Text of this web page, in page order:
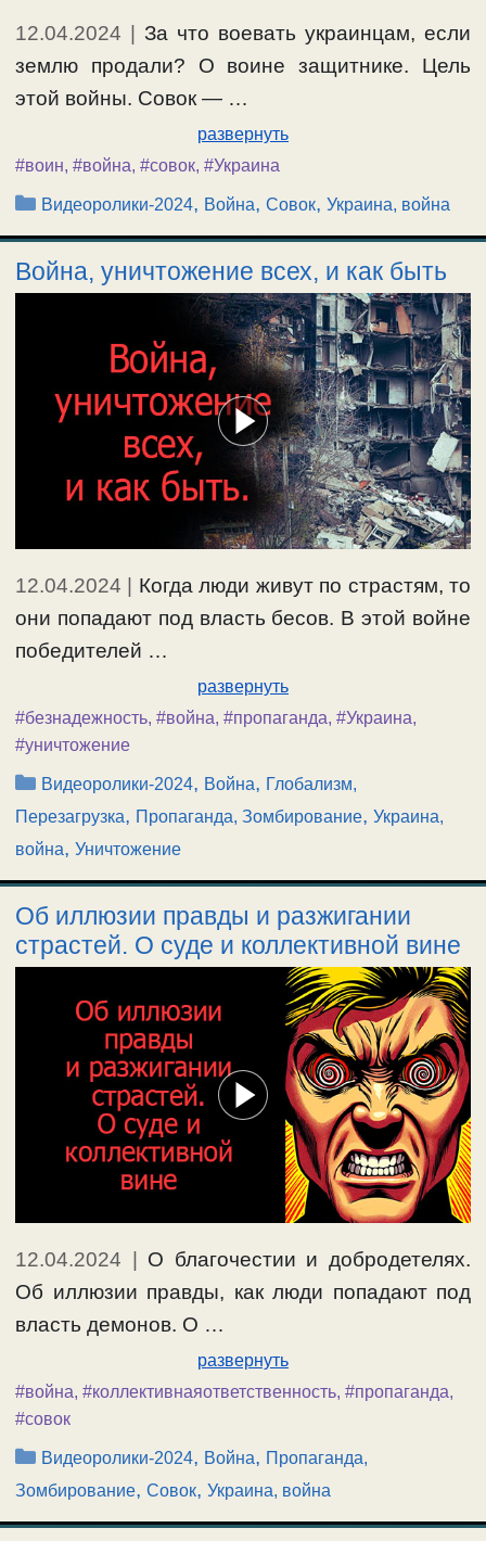
12.04.2024
За что воевать украинцам, если
землю продали? О воине защитнике. Цель
этой войны. Совок — …
развернуть
#воин, #война, #совок, #Украина
Рубрики
Видеоролики-2024, Война,Совок,Украина, война
Война, уничтожение всех, и как быть
12.04.2024 | Когда люди живут по страстям, то
они попадают под власть бесов. В этой войне
победителей …
развернуть
#безнадежность, #война, #пропаганда, #Украина,
#уничтожение
Рубрики
Видеоролики-2024, Война, Глобализм,
Перезагрузка, Пропаганда, Зомбирование, Украина,
война, Уничтожение
Об иллюзии правды и разжигании
страстей. О суде и коллективной вине
12.04.2024 | О благочестии и добродетелях.
Об иллюзии правды, как люди попадают под
власть демонов. О …
развернуть
#война, #коллективнаяответственность, #пропаганда,
#совок
Рубрики
Видеоролики-2024, Война, Пропаганда,
Зомбирование, Совок, Украина, война